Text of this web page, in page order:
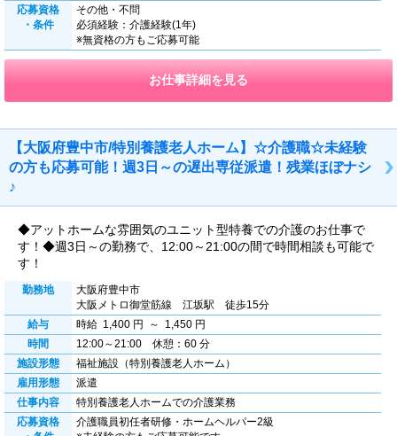
応募資格
・条件
その他・不問
必須経験：介護経験(1年)
※無資格の方もご応募可能
お仕事詳細を見る
【大阪府豊中市/特別養護老人ホーム】☆介護職☆未経験
の方も応募可能！週3日～の遅出専従派遣！残業ほぼナシ
♪
◆アットホームな雰囲気のユニット型特養での介護のお仕事で
す！◆週3日～の勤務で、12:00～21:00の間で時間相談も可能で
す！
勤務地
大阪府豊中市
大阪メトロ御堂筋線 江坂駅 徒歩15分
給与
時給 1,400 円 ～ 1,450 円
時間
12:00～21:00 休憩：60 分
施設形態
福祉施設（特別養護老人ホーム）
雇用形態
派遣
仕事内容
特別養護老人ホームでの介護業務
応募資格
介護職員初任者研修・ホームヘルパー2級